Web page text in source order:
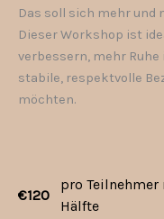
Das soll sich mehr und
Dieser Workshop ist
verbessern, mehr Ruhe
stabile, respektvolle
möchten.
€120
pro
Hälfte